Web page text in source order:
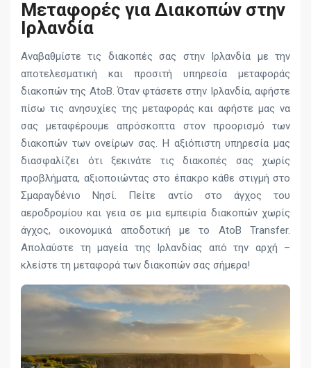
Μεταφορές για Διακοπών στην
Ιρλανδία
Αναβαθμίστε τις διακοπές σας στην Ιρλανδία με την
αποτελεσματική και προσιτή υπηρεσία μεταφοράς
διακοπών της AtoB. Όταν φτάσετε στην Ιρλανδία, αφήστε
πίσω τις ανησυχίες της μεταφοράς και αφήστε μας να
σας μεταφέρουμε απρόσκοπτα στον προορισμό των
διακοπών των ονείρων σας. Η αξιόπιστη υπηρεσία μας
διασφαλίζει ότι ξεκινάτε τις διακοπές σας χωρίς
προβλήματα, αξιοποιώντας στο έπακρο κάθε στιγμή στο
Σμαραγδένιο Νησί. Πείτε αντίο στο άγχος του
αεροδρομίου και γεια σε μια εμπειρία διακοπών χωρίς
άγχος, οικονομικά αποδοτική με το AtoB Transfer.
Απολαύστε τη μαγεία της Ιρλανδίας από την αρχή –
κλείστε τη μεταφορά των διακοπών σας σήμερα!